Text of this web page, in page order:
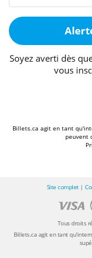
Soyez averti dès
vous
Billets.ca agit en tant
peuvent
Site complet|
Tous droits
Billets.ca agit en tant